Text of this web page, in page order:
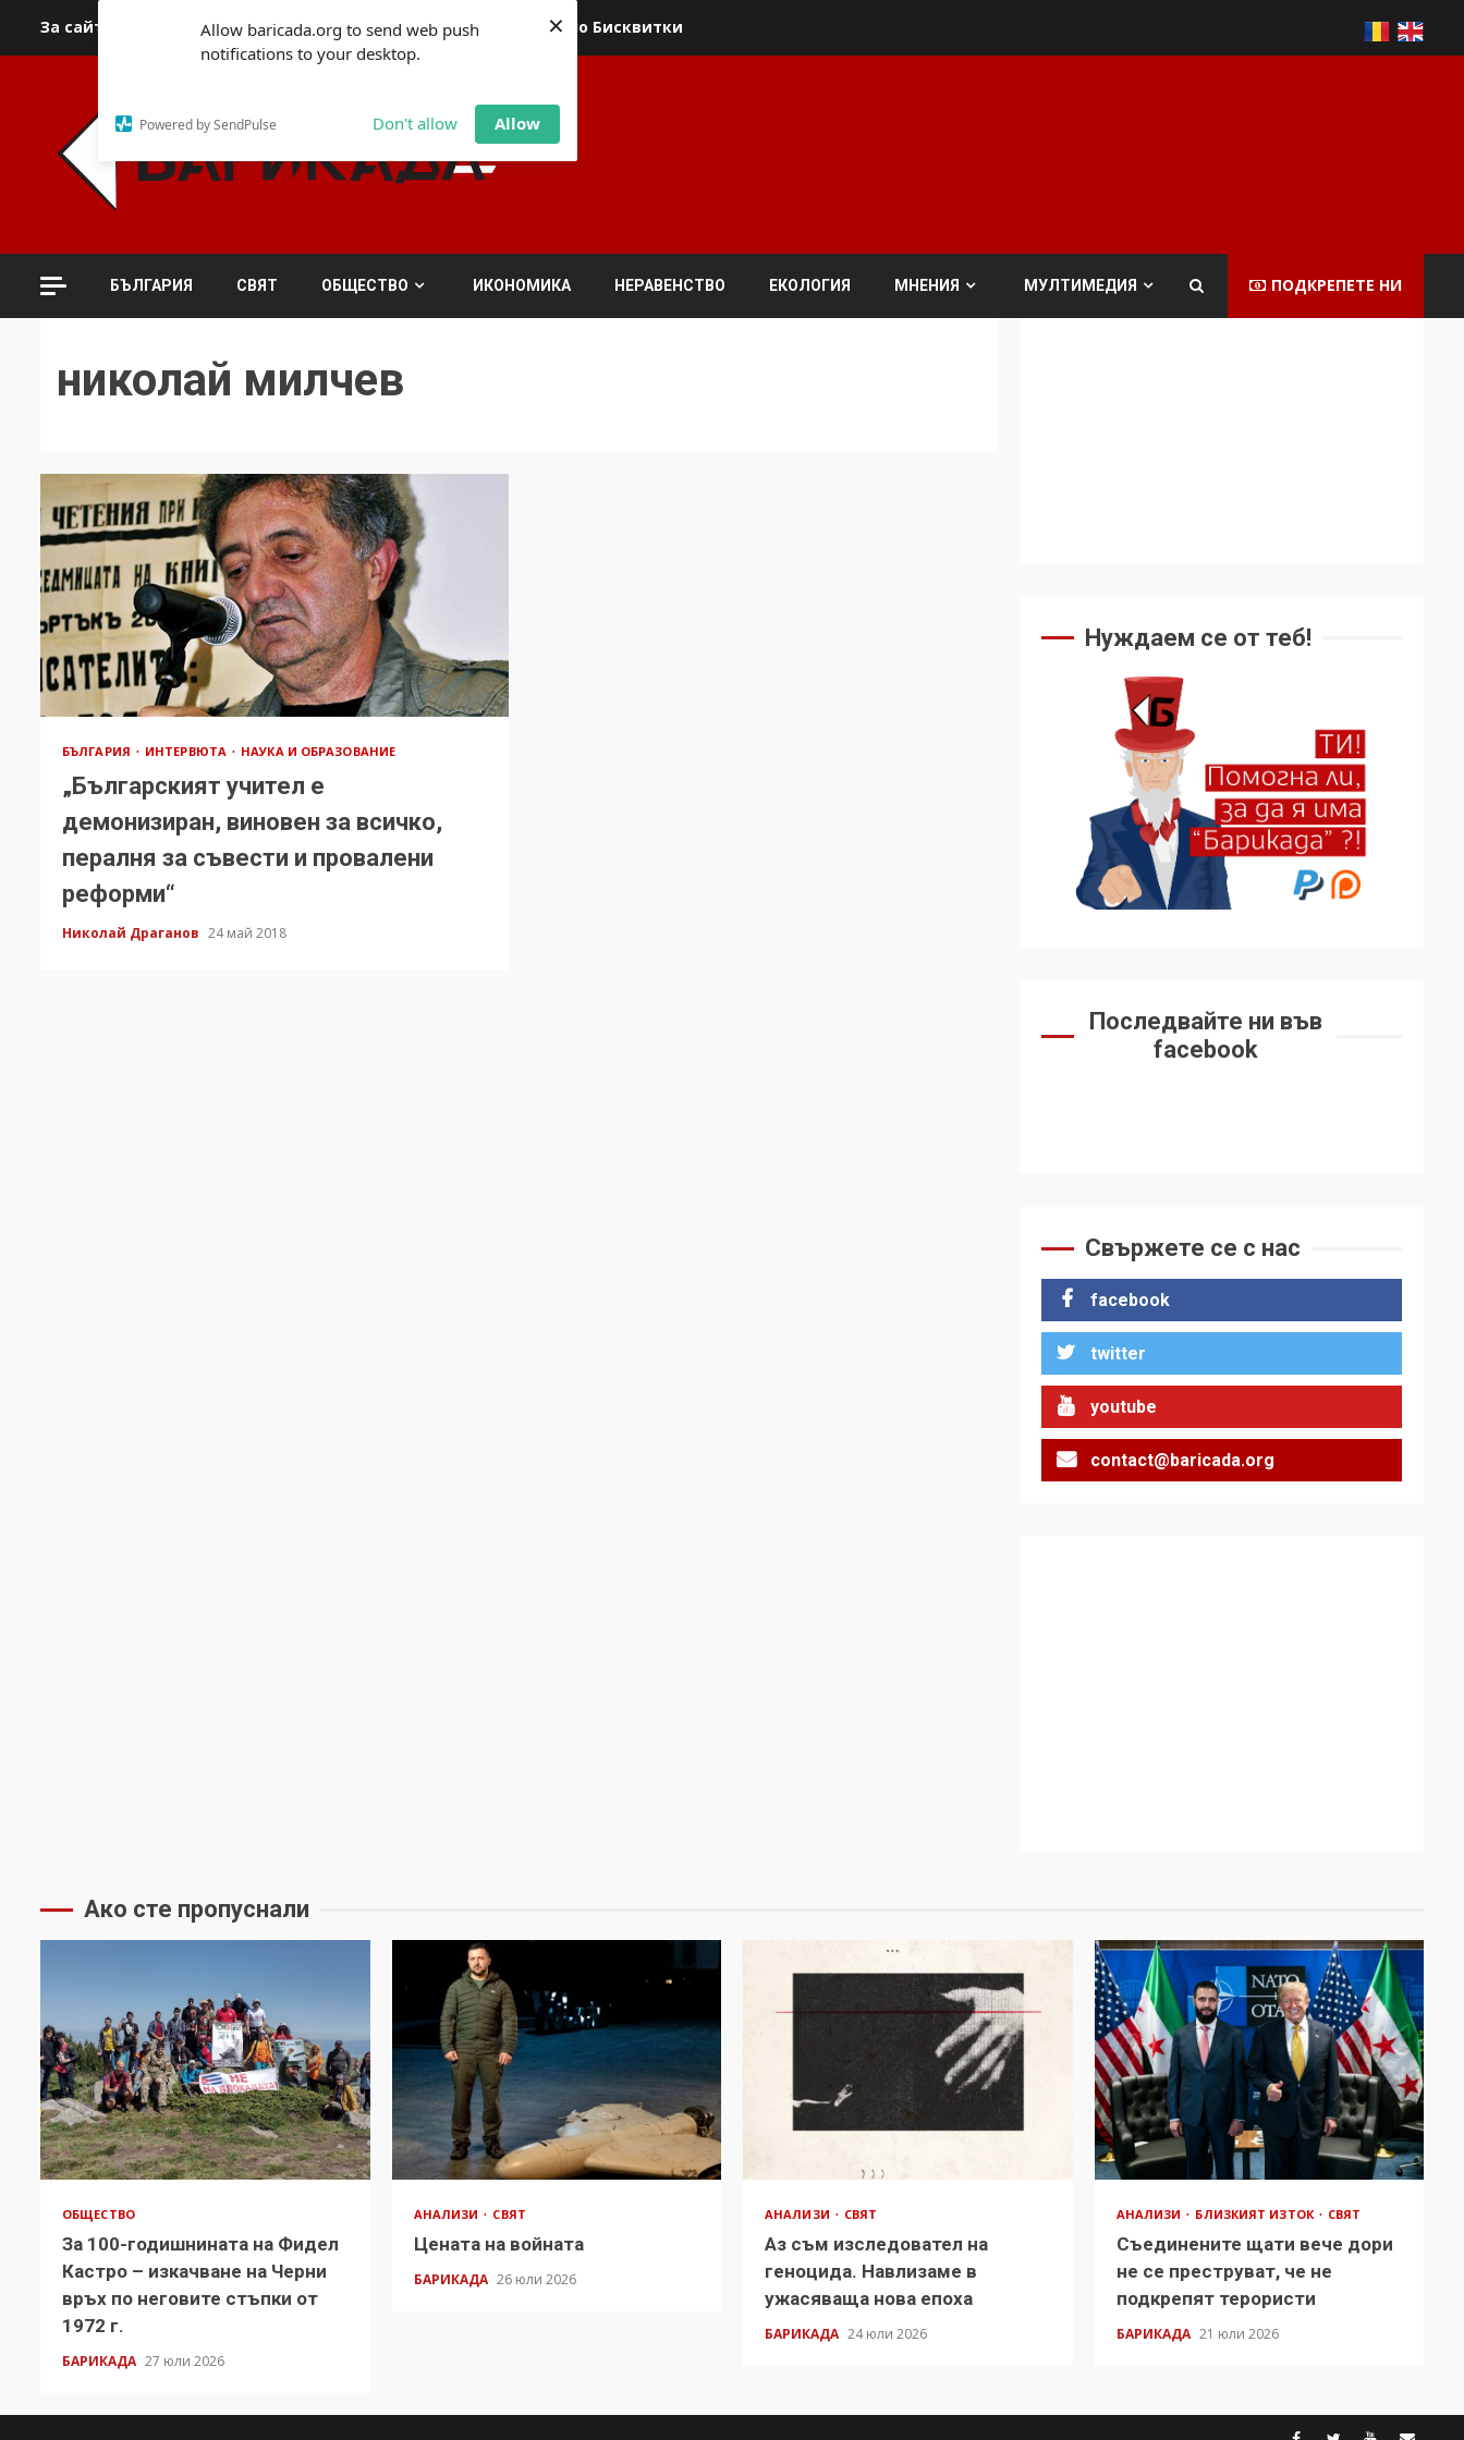
Allow baricada.org to send web push
notifications to your desktop.
Powered by SendPulse Don't allow Allow
×
За сайта За контакти За реклама Политика относно Бисквитки
БЪЛГАРИЯ СВЯТ ОБЩЕСТВО ИКОНОМИКА НЕРАВЕНСТВО ЕКОЛОГИЯ МНЕНИЯ МУЛТИМЕДИЯ ПОДКРЕПЕТЕ НИ
николай милчев
БЪЛГАРИЯ ИНТЕРВЮТА НАУКА И ОБРАЗОВАНИЕ
„Българският учител е
демонизиран, виновен за всичко,
пералня за съвести и провалени
реформи“
Николай Драганов 24 май 2018
Нуждаем се от теб!
Последвайте ни във
facebook
Свържете се с нас
facebook
twitter
youtube
contact@baricada.org
Ако сте пропуснали
ОБЩЕСТВО
За 100-годишнината на Фидел
Кастро – изкачване на Черни
връх по неговите стъпки от
1972 г.
БАРИКАДА 27 юли 2026
АНАЛИЗИ СВЯТ
Цената на войната
БАРИКАДА 26 юли 2026
АНАЛИЗИ СВЯТ
Аз съм изследовател на
геноцида. Навлизаме в
ужасяваща нова епоха
БАРИКАДА 24 юли 2026
АНАЛИЗИ БЛИЗКИЯТ ИЗТОК СВЯТ
Съединените щати вече дори
не се преструват, че не
подкрепят терористи
БАРИКАДА 21 юли 2026